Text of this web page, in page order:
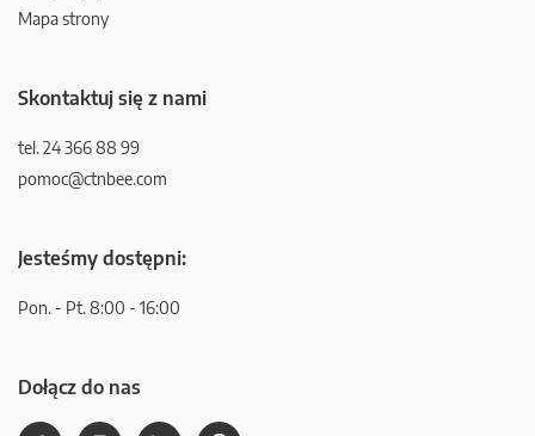
Mapa strony
Skontaktuj się z nami
tel. 24 366 88 99
pomoc@ctnbee.com
Jesteśmy dostępni:
Pon. - Pt. 8:00 - 16:00
Dołącz do nas